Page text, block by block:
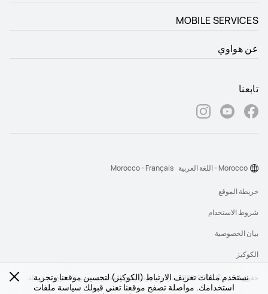
نستخدم ملفات تعريف الارتباط (الكوكيز) لتحسين موقعنا وتجربة
استخدامك. مواصلة تصفح موقعنا تعني قبولك سياسة ملفات
MOBILE SERVICES
عن هواوي
تابعنا
حقوق النشر © 2026-1998 شركة أجهزة هواوي المحدودة. جميع الحقوق محفوظة.
خريطة الموقع
شروط الاستخدام
بيان الخصوصية
الكوكيز
Morocco - اللغة العربية Morocco - Français